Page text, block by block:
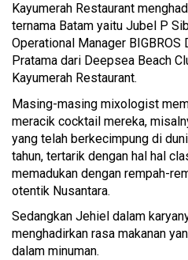
Kayumerah Restaurant
ternama Batam yaitu Jubel P
Operational Manager BIGBROS
Pratama dari Deepsea Beach
Kayumerah Restaurant.
Masing-masing mixologist
meracik cocktail mereka,
yang telah berkecimpung di
tahun, tertarik dengan hal hal
memadukan dengan rempah-
otentik Nusantara.
Sedangkan Jehiel dalam
menghadirkan rasa makanan
dalam minuman.